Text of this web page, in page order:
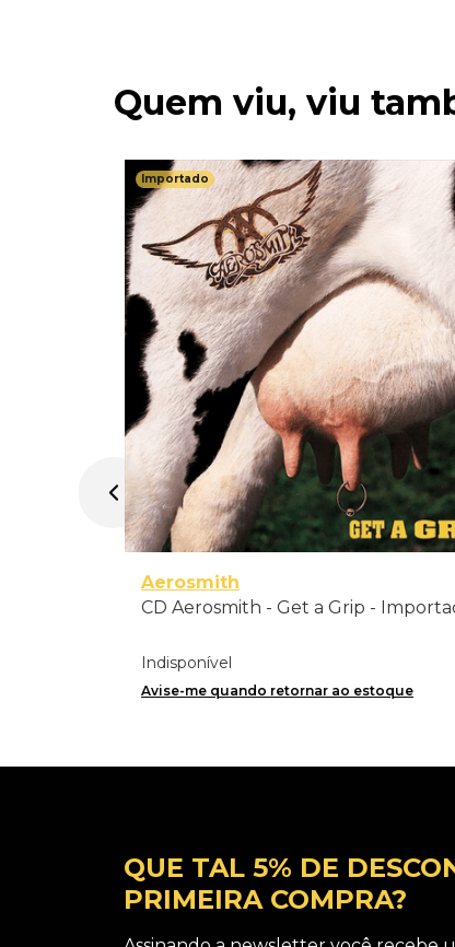
Quem viu, viu
Importado
Aerosmith
CD Aerosmith - Get a Grip -
Indisponível
Avise-me quando retornar ao estoque
QUE TAL 5% DE
PRIMEIRA COMPRA?